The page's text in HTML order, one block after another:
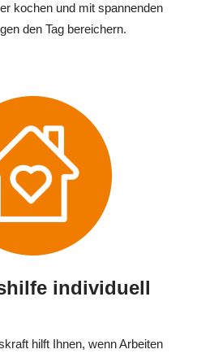
kochen und mit spannenden
den Tag bereichern.
individuell
hilft Ihnen, wenn Arbeiten